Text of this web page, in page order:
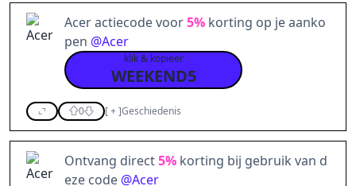
Acer actiecode voor5% korting op je aanko
pen @Acer
klik & kopieer
WEEKEND5
0 [+]Geschiedenis
Ontvang direct5% korting bij gebruik van d
eze code @Acer